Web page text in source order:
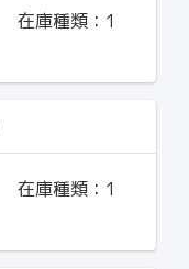
在庫種類： 1
在庫種類： 1